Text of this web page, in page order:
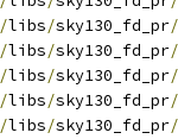
/libs/sky130_fd_pr/
/libs/sky130_fd_pr/
/libs/sky130_fd_pr/
/libs/sky130_fd_pr/
/libs/sky130_fd_pr/